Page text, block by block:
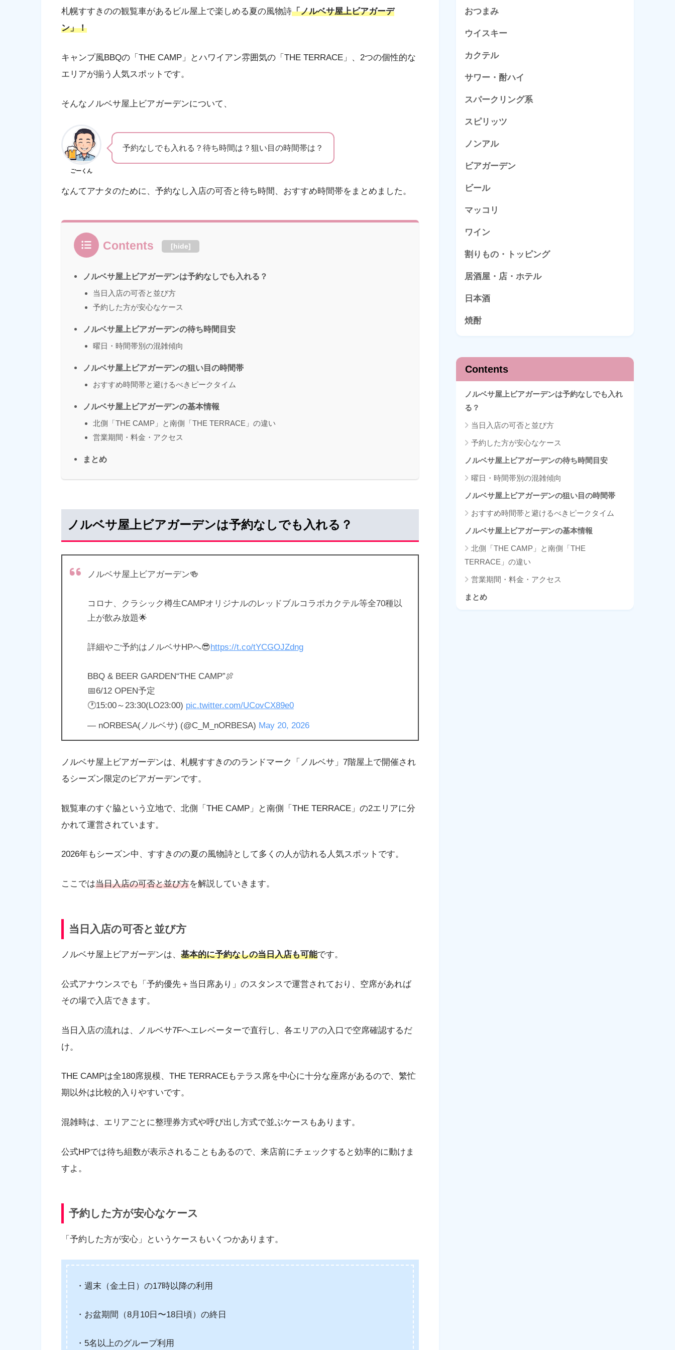
札幌すすきのの観覧車があるビル屋上で楽しめる夏の風物詩「ノルベサ屋上ビアガーデ
ン」！
キャンプ風BBQの「THE CAMP」とハワイアン雰囲気の「THE TERRACE」、2つの個性的な
エリアが揃う人気スポットです。
そんなノルベサ屋上ビアガーデンについて、
ごーくん
予約なしでも入れる？待ち時間は？狙い目の時間帯は？
なんてアナタのために、予約なし入店の可否と待ち時間、おすすめ時間帯をまとめました。
Contents [hide]
ノルベサ屋上ビアガーデンは予約なしでも入れる？
当日入店の可否と並び方
予約した方が安心なケース
ノルベサ屋上ビアガーデンの待ち時間目安
曜日・時間帯別の混雑傾向
ノルベサ屋上ビアガーデンの狙い目の時間帯
おすすめ時間帯と避けるべきピークタイム
ノルベサ屋上ビアガーデンの基本情報
北側「THE CAMP」と南側「THE TERRACE」の違い
営業期間・料金・アクセス
まとめ
ノルベサ屋上ビアガーデンは予約なしでも入れる？
ノルベサ屋上ビアガーデン🍻
コロナ、クラシック樽生CAMPオリジナルのレッドブルコラボカクテル等全70種以
上が飲み放題🌟
詳細やご予約はノルベサHPへ😎https://t.co/tYCGOJZdng
BBQ & BEER GARDEN“THE CAMP”🍖
📅6/12 OPEN予定
🕐15:00～23:30(LO23:00) pic.twitter.com/UCovCX89e0
— nORBESA(ノルベサ) (@C_M_nORBESA) May 20, 2026
ノルベサ屋上ビアガーデンは、札幌すすきののランドマーク「ノルベサ」7階屋上で開催され
るシーズン限定のビアガーデンです。
観覧車のすぐ脇という立地で、北側「THE CAMP」と南側「THE TERRACE」の2エリアに分
かれて運営されています。
2026年もシーズン中、すすきのの夏の風物詩として多くの人が訪れる人気スポットです。
ここでは当日入店の可否と並び方を解説していきます。
当日入店の可否と並び方
ノルベサ屋上ビアガーデンは、 基本的に予約なしの当日入店も可能です。
公式アナウンスでも「予約優先＋当日席あり」のスタンスで運営されており、空席があれば
その場で入店できます。
当日入店の流れは、ノルベサ7Fへエレベーターで直行し、各エリアの入口で空席確認するだ
け。
THE CAMPは全180席規模、THE TERRACEもテラス席を中心に十分な座席があるので、繁忙
期以外は比較的入りやすいです。
混雑時は、エリアごとに整理券方式や呼び出し方式で並ぶケースもあります。
公式HPでは待ち組数が表示されることもあるので、来店前にチェックすると効率的に動けま
すよ。
予約した方が安心なケース
「予約した方が安心」というケースもいくつかあります。
・週末（金土日）の17時以降の利用
・お盆期間（8月10日〜18日頃）の終日
・5名以上のグループ利用
おつまみ
ウイスキー
カクテル
サワー・酎ハイ
スパークリング系
スピリッツ
ノンアル
ビアガーデン
ビール
マッコリ
ワイン
割りもの・トッピング
居酒屋・店・ホテル
日本酒
焼酎
Contents
ノルベサ屋上ビアガーデンは予約なしでも入れ
る？
当日入店の可否と並び方
予約した方が安心なケース
ノルベサ屋上ビアガーデンの待ち時間目安
曜日・時間帯別の混雑傾向
ノルベサ屋上ビアガーデンの狙い目の時間帯
おすすめ時間帯と避けるべきピークタイム
ノルベサ屋上ビアガーデンの基本情報
北側「THE CAMP」と南側「THE
TERRACE」の違い
営業期間・料金・アクセス
まとめ